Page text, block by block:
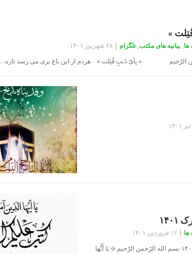
»
ها, بیانیه های مکتب,تلگرام |۲۸ شهریور ۱۴۰۱
الرّحیم « بِأیّ ذَنبٍ قُتِلت » هردم از این باغ بری می رسد تازه…
ها |۱۲ فروردین ۱۴۰۱
رمضان مبارک ۱۴۰۱ بسم الله الرّحمن الرّحیم ❇️ يَا أَيُّهَا